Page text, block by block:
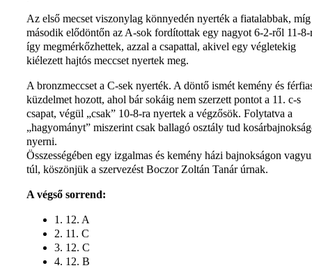
Az első mecset viszonylag könnyedén nyerték a fiatalabbak, míg
második elődöntőn az A-sok fordítottak egy nagyot 6-2-ről 11-8-
így megmérkőzhettek, azzal a csapattal, akivel egy végletekig
kiélezett hajtós meccset nyertek meg.
A bronzmeccset a C-sek nyerték. A döntő ismét kemény és
küzdelmet hozott, ahol bár sokáig nem szerzett pontot a 11. c-s
csapat, végül „csak” 10-8-ra nyertek a végzősök. Folytatva a
„hagyományt” miszerint csak ballagó osztály tud
nyerni.
Összességében egy izgalmas és kemény házi bajnokságon
túl, köszönjük a szervezést Boczor Zoltán Tanár úrnak.
A végső sorrend:
1. 12. A
2. 11. C
3. 12. C
4. 12. B